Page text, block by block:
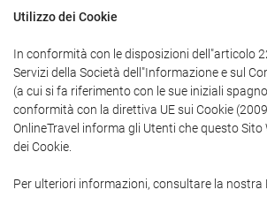
Utilizzo dei Cookie
In conformità con le disposizioni dell"articolo
Servizi della Società dell"Informazione e sul
(a cui si fa riferimento con le sue iniziali
conformità con la direttiva UE sui Cookie
OnlineTravel informa gli Utenti che questo Sito
dei Cookie.
Per ulteriori informazioni, consultare la nostra